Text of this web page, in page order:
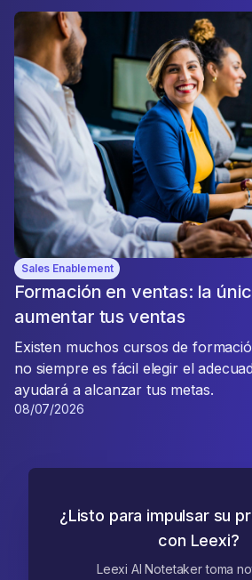
Sales Enablement
Formación en ventas: la
aumentar tus ventas
Existen muchos cursos de
no siempre es fácil elegir el
ayudará a alcanzar tus metas.
08/07/2026
¿Listo para impulsar su
con Leexi?
Leexi AI Notetaker toma